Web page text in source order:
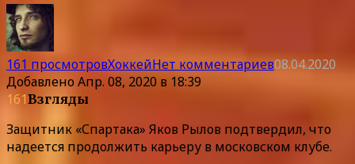
161 просмотровХоккейНет комментариев08.04.2020
ДобавленоАпр. 08, 2020 в 18:39
161Взгляды
Защитник «Спартака» Яков Рылов подтвердил, что
надеется продолжить карьеру в московском клубе.